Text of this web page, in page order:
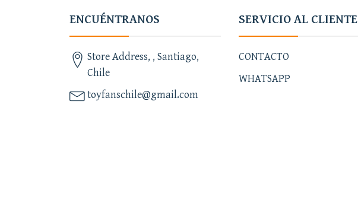
ENCUÉNTRANOS
Store Address, , Santiago,
Chile
toyfanschile@gmail.com
SERVICIO AL CLIENTE
CONTACTO
WHATSAPP